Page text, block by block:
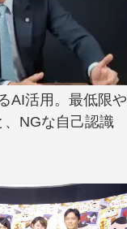
AI活用。最低限や
、NGな自己認識